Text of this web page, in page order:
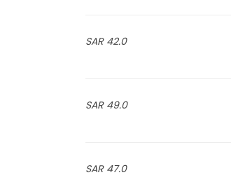
42.0 SAR
49.0 SAR
47.0 SAR